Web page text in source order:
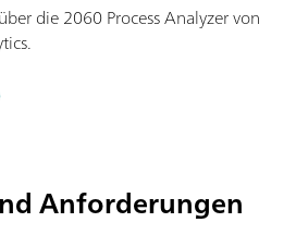
die 2060 Process Analyzer von
Anforderungen